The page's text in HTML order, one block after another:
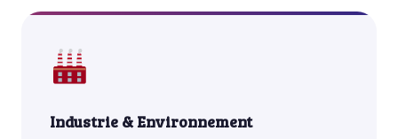
Industrie & Environnement